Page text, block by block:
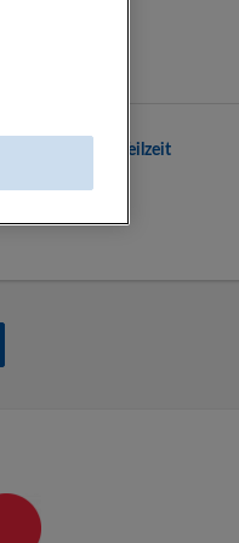
d) - Sattledt - Teilzeit